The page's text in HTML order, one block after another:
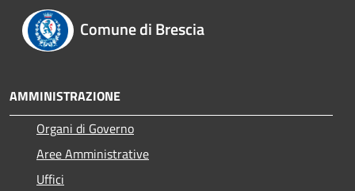
Comune di Brescia
AMMINISTRAZIONE
Organi di Governo
Aree Amministrative
Uffici